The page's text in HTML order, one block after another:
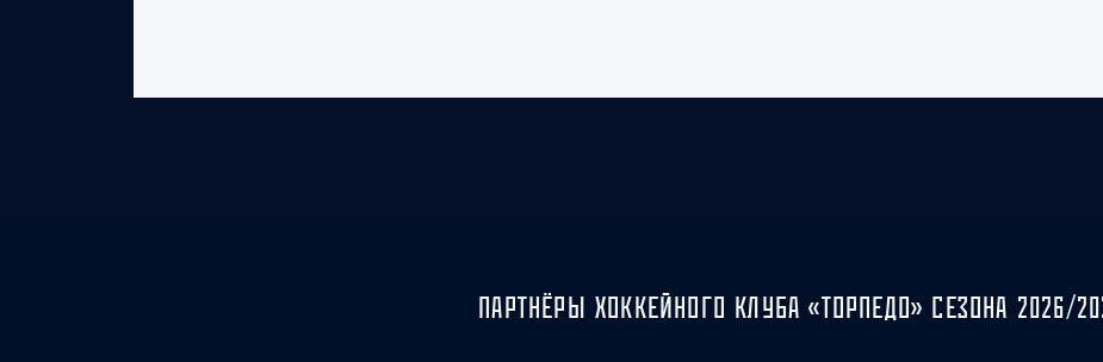
ПАРТНЁРЫ ХОККЕЙНОГО КЛУБА «ТОРПЕДО» СЕЗОНА 2026/